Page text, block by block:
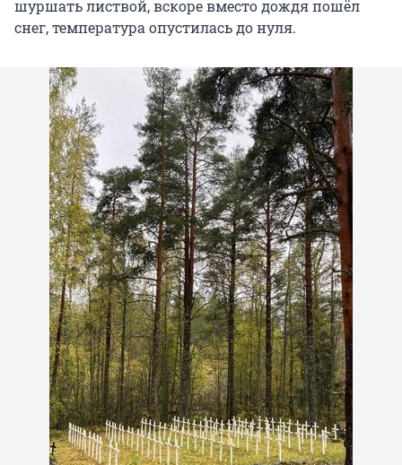
шуршать листвой, вскоре вместо дождя пошёл
снег, температура опустилась до нуля.